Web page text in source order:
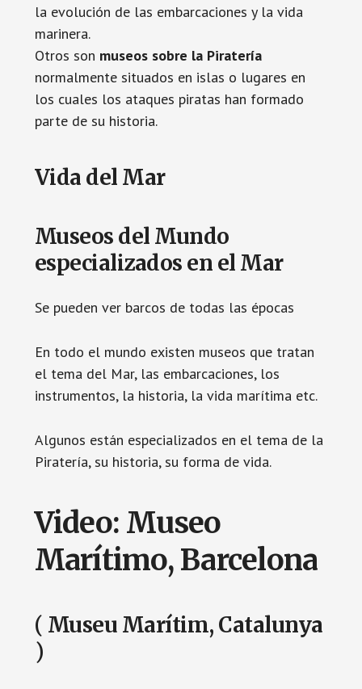
la evolución de las embarcaciones y la vida
marinera.
Otros son museos sobre la Piratería
normalmente situados en islas o lugares en
los cuales los ataques piratas han formado
parte de su historia.
Vida del Mar
Museos del Mundo
especializados en el Mar
Se pueden ver barcos de todas las épocas
En todo el mundo existen museos que tratan
el tema del Mar, las embarcaciones, los
instrumentos, la historia, la vida marítima etc.
Algunos están especializados en el tema de la
Piratería, su historia, su forma de vida.
Video: Museo
Marítimo, Barcelona
( Museu Marítim, Catalunya
)